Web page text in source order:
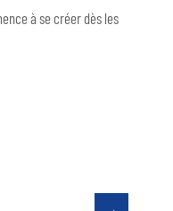
à se créer dès les